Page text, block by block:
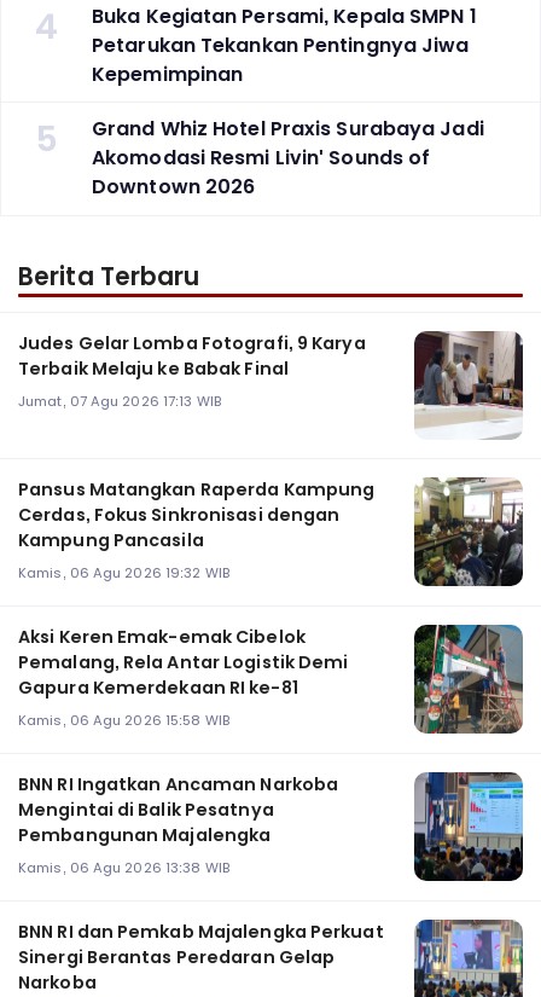
4
Buka Kegiatan Persami, Kepala SMPN 1
Petarukan Tekankan Pentingnya Jiwa
Kepemimpinan
5
Grand Whiz Hotel Praxis Surabaya Jadi
Akomodasi Resmi Livin' Sounds of
Downtown 2026
Berita Terbaru
Judes Gelar Lomba Fotografi, 9 Karya
Terbaik Melaju ke Babak Final
Jumat, 07 Agu 2026 17:13 WIB
Pansus Matangkan Raperda Kampung
Cerdas, Fokus Sinkronisasi dengan
Kampung Pancasila
Kamis, 06 Agu 2026 19:32 WIB
Aksi Keren Emak-emak Cibelok
Pemalang, Rela Antar Logistik Demi
Gapura Kemerdekaan RI ke-81
Kamis, 06 Agu 2026 15:58 WIB
BNN RI Ingatkan Ancaman Narkoba
Mengintai di Balik Pesatnya
Pembangunan Majalengka
Kamis, 06 Agu 2026 13:38 WIB
BNN RI dan Pemkab Majalengka Perkuat
Sinergi Berantas Peredaran Gelap
Narkoba